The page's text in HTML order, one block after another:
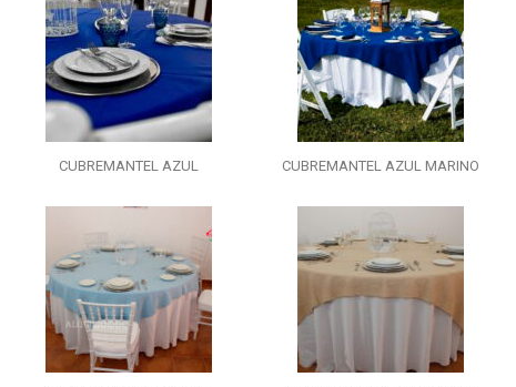
CUBREMANTEL AZUL CUBREMANTEL AZUL MARINO